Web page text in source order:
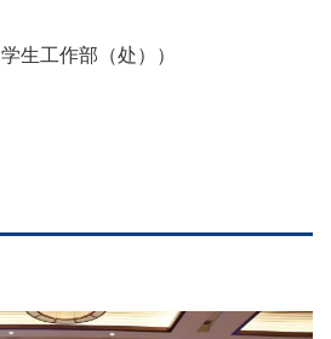
学生工作部（处） ）